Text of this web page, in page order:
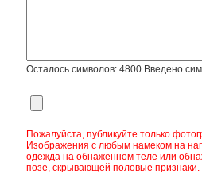
Осталось символов: 4800Введено
Пожалуйста, публикуйте только
Изображения с любым намеком на
одежда на обнаженном теле или
позе, скрывающей половые признаки.